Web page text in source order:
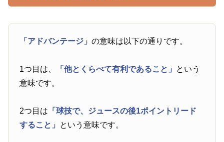
「アドバンテージ」の意味は以下の通りです。
1つ目は、 「他とくらべて有利であること」 という
意味です。
2つ目は 「球技で、ジュースの後1ポイントリード
すること」 という意味です。